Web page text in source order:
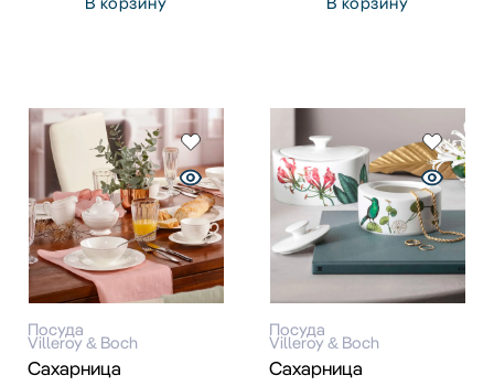
Посуда
Villeroy & Boch
Сахарница
Посуда
Villeroy & Boch
Сахарница